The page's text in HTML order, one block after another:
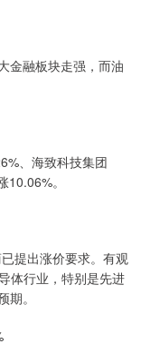
融板块走强，而油
、海致科技集团
。
提出涨价要求。有观
体行业，特别是先进
。